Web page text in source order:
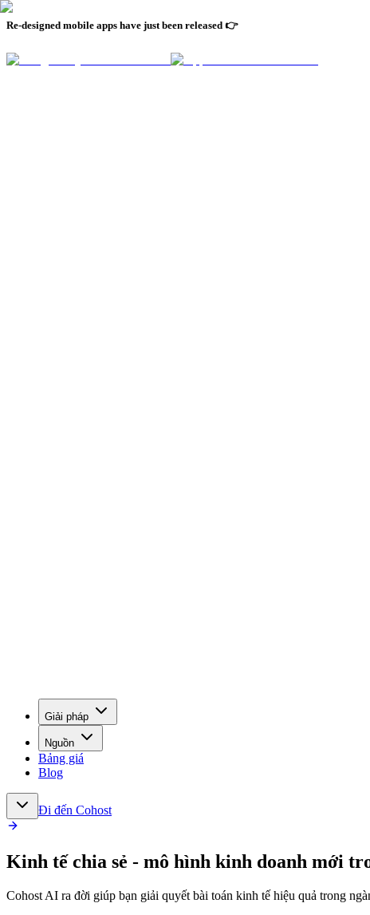
Re-designed mobile apps have just been released 👉
Giải pháp
Nguồn
Bảng giá
Blog
Đi đến Cohost
Kinh tế chia sẻ - mô hình kinh doanh mới
Cohost AI ra đời giúp bạn giải quyết bài toán kinh tế hiệu quả trong